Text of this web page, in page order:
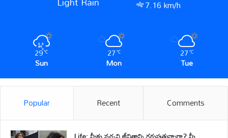
7.16 km/h
29℃
Sun
27℃
Mon
27℃
Tue
Popular Recent Comments